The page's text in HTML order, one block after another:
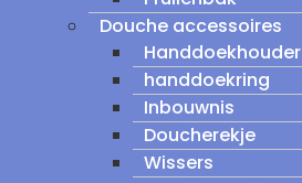
Douche accessoires
Handdoekhouder
handdoekring
Inbouwnis
Doucherekje
Wissers